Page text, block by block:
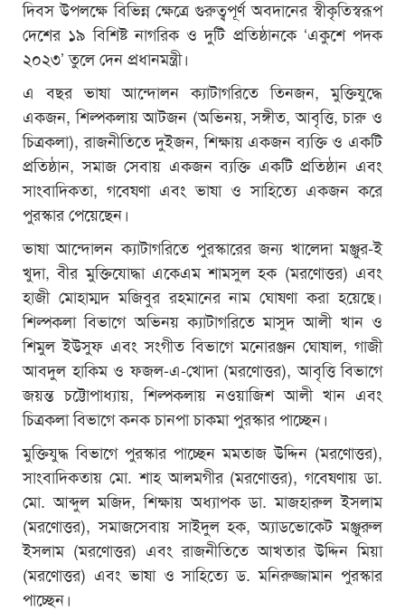
দিবস উপলক্ষে বিভিন্ন ক্ষেত্রে গুরুত্বপূর্ণ অবদানের স্বীকৃতিস্বরূপ
দেশের ১৯ বিশিষ্ট নাগরিক ও দুটি প্রতিষ্ঠানকে ‘একুশে পদক
২০২৩’ তুলে দেন প্রধানমন্ত্রী।
এ বছর ভাষা আন্দোলন ক্যাটাগরিতে তিনজন, মুক্তিযুদ্ধে
একজন, শিল্পকলায় আটজন (অভিনয়, সঙ্গীত, আবৃত্তি, চারু ও
চিত্রকলা), রাজনীতিতে দুইজন, শিক্ষায় একজন ব্যক্তি ও একটি
প্রতিষ্ঠান, সমাজ সেবায় একজন ব্যক্তি একটি প্রতিষ্ঠান এবং
সাংবাদিকতা, গবেষণা এবং ভাষা ও সাহিত্যে একজন করে
পুরস্কার পেয়েছেন।
ভাষা আন্দোলন ক্যাটাগরিতে পুরস্কারের জন্য খালেদা মঞ্জুর-ই
খুদা, বীর মুক্তিযোদ্ধা একেএম শামসুল হক (মরণোত্তর) এবং
হাজী মোহাম্মদ মজিবুর রহমানের নাম ঘোষণা করা হয়েছে।
শিল্পকলা বিভাগে অভিনয় ক্যাটাগরিতে মাসুদ আলী খান ও
শিমুল ইউসুফ এবং সংগীত বিভাগে মনোরঞ্জন ঘোষাল, গাজী
আবদুল হাকিম ও ফজল-এ-খোদা (মরণোত্তর), আবৃত্তি বিভাগে
জয়ন্ত চট্টোপাধ্যায়, শিল্পকলায় নওয়াজিশ আলী খান এবং
চিত্রকলা বিভাগে কনক চানপা চাকমা পুরস্কার পাচ্ছেন।
মুক্তিযুদ্ধ বিভাগে পুরস্কার পাচ্ছেন মমতাজ উদ্দিন (মরণোত্তর),
সাংবাদিকতায় মো. শাহ আলমগীর (মরণোত্তর), গবেষণায় ডা.
মো. আব্দুল মজিদ, শিক্ষায় অধ্যাপক ডা. মাজহারুল ইসলাম
(মরণোত্তর), সমাজসেবায় সাইদুল হক, অ্যাডভোকেট মঞ্জুরুল
ইসলাম (মরণোত্তর) এবং রাজনীতিতে আখতার উদ্দিন মিয়া
(মরণোত্তর) এবং ভাষা ও সাহিত্যে ড. মনিরুজ্জামান পুরস্কার
পাচ্ছেন।